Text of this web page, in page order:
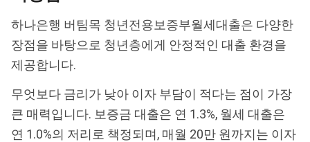
하나은행 버팀목 청년전용보증부월세대출은 다양한
장점을 바탕으로 청년층에게 안정적인 대출 환경을
제공합니다.
무엇보다 금리가 낮아 이자 부담이 적다는 점이 가장
큰 매력입니다. 보증금 대출은 연 1.3%, 월세 대출은
연 1.0%의 저리로 책정되며, 매월 20만 원까지는 이자